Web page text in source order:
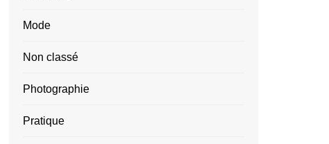
Mode
Non classé
Photographie
Pratique